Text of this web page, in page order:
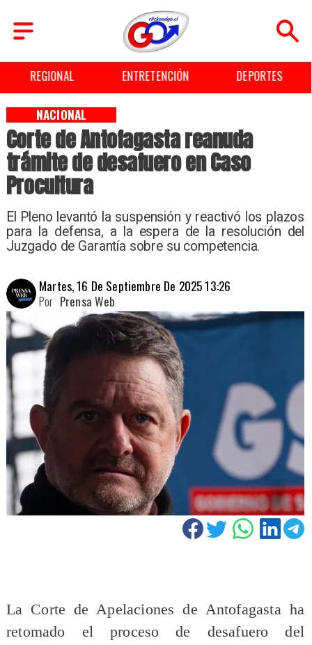
REGIONAL ENTRETENCIÓN DEPORTES
Corte de Antofagasta reanuda
trámite de desafuero en Caso
Procultura
El Pleno levantó la suspensión y reactivó los plazos
para la defensa, a la espera de la resolución del
Juzgado de Garantía sobre su competencia.
NACIONAL
Martes, 16 De Septiembre De 2025 13:26
Prensa Web
Por
La Corte de Apelaciones de Antofagasta ha
retomado el proceso de desafuero del